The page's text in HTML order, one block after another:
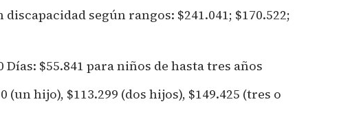
según rangos: $241.041; $170.522;
$55.841 para niños de hasta tres años
hijo), $113.299 (dos hijos), $149.425 (tres o